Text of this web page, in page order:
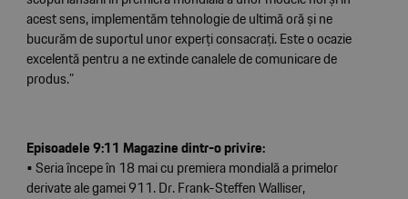
acest sens, implementăm tehnologie de ultimă oră și ne
bucurăm de suportul unor experți consacrați. Este o ocazie
excelentă pentru a ne extinde canalele de comunicare de
produs.”
Episoadele 9:11 Magazine dintr-o privire:
• Seria începe în 18 mai cu premiera mondială a primelor
derivate ale gamei 911. Dr. Frank-Steffen Walliser,